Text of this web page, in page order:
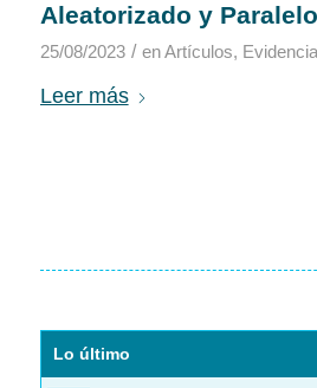
Aleatorizado y Paralelo
25/08/2023 / enArtículos,
Leer más
Lo último